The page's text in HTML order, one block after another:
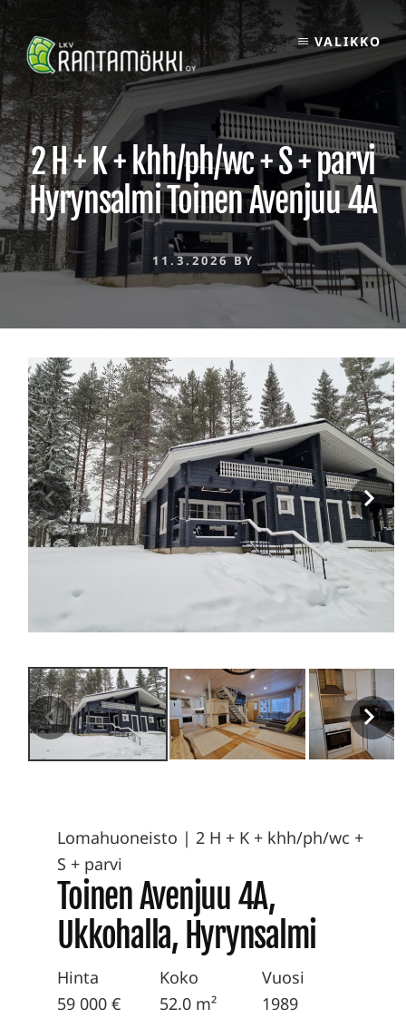
Skip
to
content
VALIKKO
2 H + K + khh/ph/wc + S + parvi
Hyrynsalmi Toinen Avenjuu 4A
11.3.2026BY
Lomahuoneisto |2 H + K + khh/ph/wc +
S + parvi
Toinen Avenjuu 4A,
Ukkohalla, Hyrynsalmi
Hinta
59 000 €
Koko
52.0 m²
Vuosi
1989